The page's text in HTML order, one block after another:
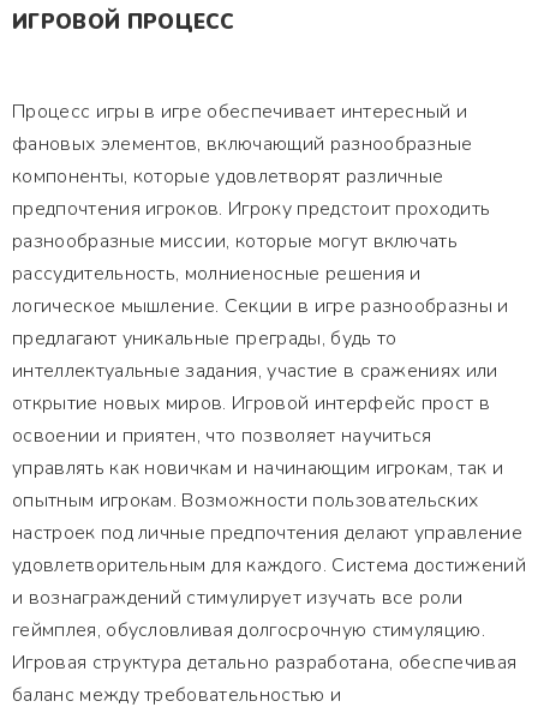
ИГРОВОЙ ПРОЦЕСС
Процесс игры в игре обеспечивает интересный и
фановых элементов, включающий разнообразные
компоненты, которые удовлетворят различные
предпочтения игроков. Игроку предстоит проходить
разнообразные миссии, которые могут включать
рассудительность, молниеносные решения и
логическое мышление. Секции в игре разнообразны и
предлагают уникальные преграды, будь то
интеллектуальные задания, участие в сражениях или
открытие новых миров. Игровой интерфейс прост в
освоении и приятен, что позволяет научиться
управлять как новичкам и начинающим игрокам, так и
опытным игрокам. Возможности пользовательских
настроек под личные предпочтения делают управление
удовлетворительным для каждого. Система достижений
и вознаграждений стимулирует изучать все роли
геймплея, обусловливая долгосрочную стимуляцию.
Игровая структура детально разработана, обеспечивая
баланс между требовательностью и